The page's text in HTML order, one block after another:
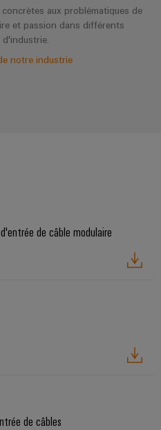
aux problématiques de
et passion dans différents
notre industrie
de câble modulaire
de câbles